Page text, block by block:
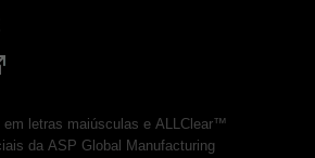
em letras maiúsculas e ALLClear™
da ASP Global Manufacturing